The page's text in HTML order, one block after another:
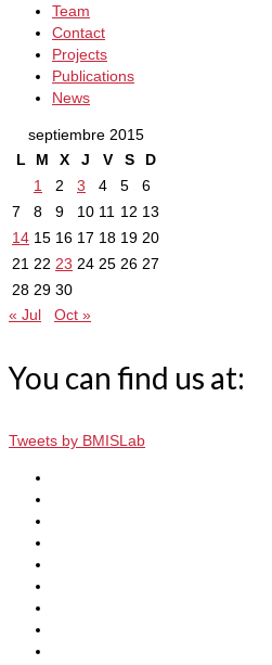
Team
Contact
Projects
Publications
News
septiembre 2015
L
M X J V S
D
1
2 3 4 5
6
7
8 9 10 11 12 13
14 15 16 17 18 19 20
21 22 23 24 25 26 27
28 29 30
« Jul
Oct »
You can find us at:
Tweets by BMISLab